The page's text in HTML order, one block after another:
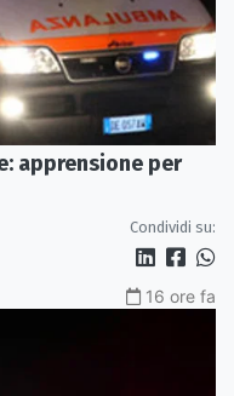
apprensione per
Condividi su:
16 ore fa